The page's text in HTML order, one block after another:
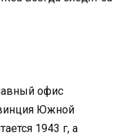
офис
Южной
1943 г, а